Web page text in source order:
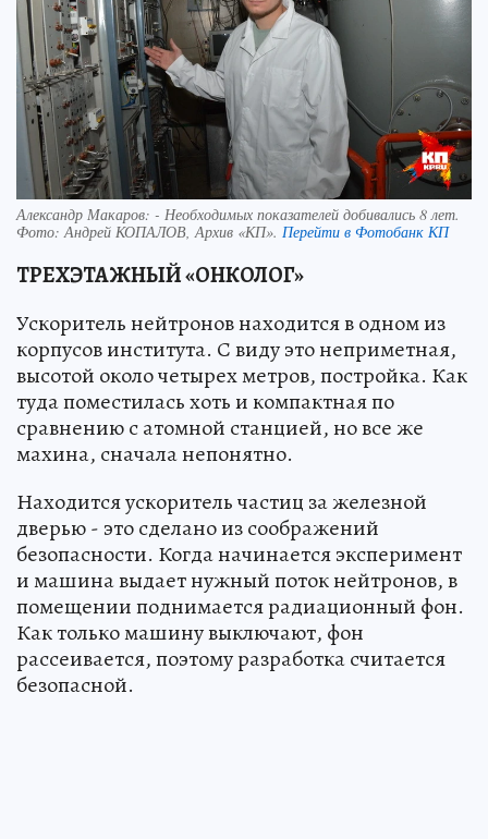
Александр Макаров: - Необходимых показателей добивались 8 лет.
Фото: Андрей КОПАЛОВ, Архив «КП». Перейти в Фотобанк КП
ТРЕХЭТАЖНЫЙ «ОНКОЛОГ»
Ускоритель нейтронов находится в одном из
корпусов института. С виду это неприметная,
высотой около четырех метров, постройка. Как
туда поместилась хоть и компактная по
сравнению с атомной станцией, но все же
махина, сначала непонятно.
Находится ускоритель частиц за железной
дверью - это сделано из соображений
безопасности. Когда начинается эксперимент
и машина выдает нужный поток нейтронов, в
помещении поднимается радиационный фон.
Как только машину выключают, фон
рассеивается, поэтому разработка считается
безопасной.